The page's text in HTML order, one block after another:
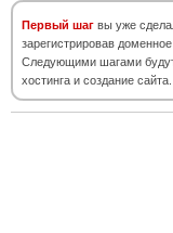
Первый шаг вы уже
зарегистрировав
Следующими шагами
хостинга и создание сайта.